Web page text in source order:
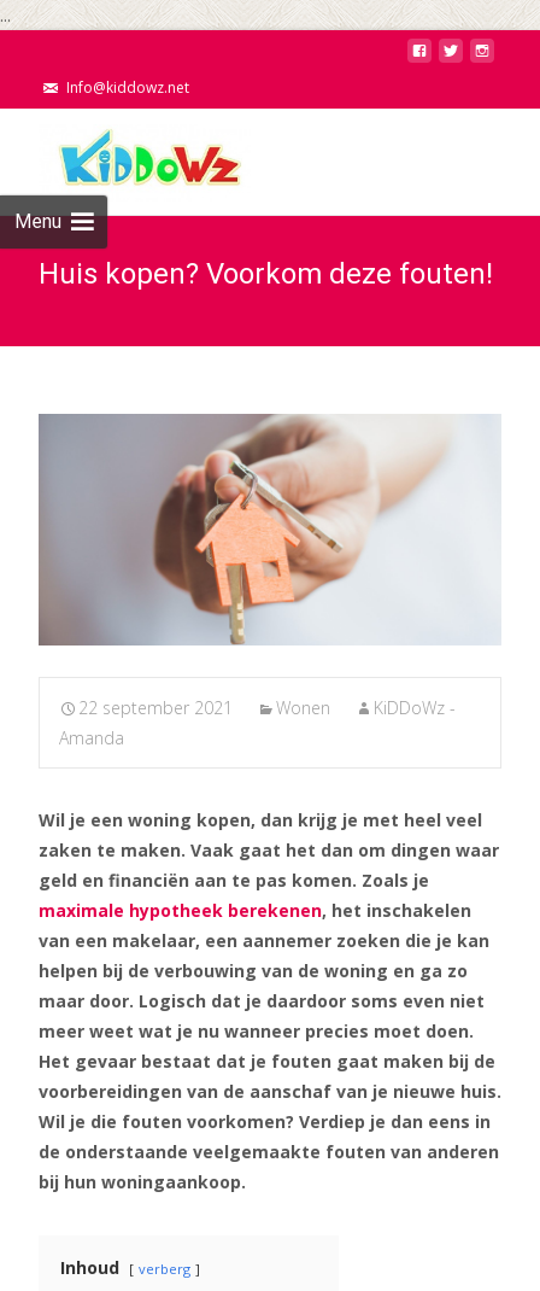
...
Info@kiddowz.net
Menu
Huis kopen? Voorkom deze fouten!
22 september 2021 Wonen
KiDDoWz -
Amanda
Wil je een woning kopen, dan krijg je met heel veel
zaken te maken. Vaak gaat het dan om dingen waar
geld en financiën aan te pas komen. Zoals je
maximale hypotheek berekenen, het inschakelen
van een makelaar, een aannemer zoeken die je kan
helpen bij de verbouwing van de woning en ga zo
maar door. Logisch dat je daardoor soms even niet
meer weet wat je nu wanneer precies moet doen.
Het gevaar bestaat dat je fouten gaat maken bij de
voorbereidingen van de aanschaf van je nieuwe huis.
Wil je die fouten voorkomen? Verdiep je dan eens in
de onderstaande veelgemaakte fouten van anderen
bij hun woningaankoop.
Inhoud verberg